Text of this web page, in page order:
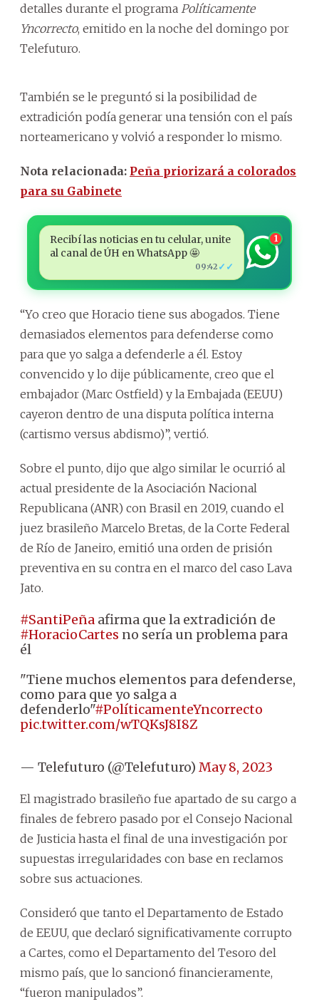
detalles durante el programa Políticamente
Yncorrecto, emitido en la noche del domingo por
Telefuturo.
También se le preguntó si la posibilidad de
extradición podía generar una tensión con el país
norteamericano y volvió a responder lo mismo.
Nota relacionada: Peña priorizará a colorados
para su Gabinete
Recibí las noticias en tu celular, unite
al canal de ÚH en WhatsApp 🤩
09:42 ✓✓
1
“Yo creo que Horacio tiene sus abogados. Tiene
demasiados elementos para defenderse como
para que yo salga a defenderle a él. Estoy
convencido y lo dije públicamente, creo que el
embajador (Marc Ostfield) y la Embajada (EEUU)
cayeron dentro de una disputa política interna
(cartismo versus abdismo)”, vertió.
Sobre el punto, dijo que algo similar le ocurrió al
actual presidente de la Asociación Nacional
Republicana (ANR) con Brasil en 2019, cuando el
juez brasileño Marcelo Bretas, de la Corte Federal
de Río de Janeiro, emitió una orden de prisión
preventiva en su contra en el marco del caso Lava
Jato.
#SantiPeña afirma que la extradición de
#HoracioCartes no sería un problema para
él
"Tiene muchos elementos para defenderse,
como para que yo salga a
defenderlo"#PolíticamenteYncorrecto
pic.twitter.com/wTQKsJ8I8Z
— Telefuturo (@Telefuturo) May 8, 2023
El magistrado brasileño fue apartado de su cargo a
finales de febrero pasado por el Consejo Nacional
de Justicia hasta el final de una investigación por
supuestas irregularidades con base en reclamos
sobre sus actuaciones.
Consideró que tanto el Departamento de Estado
de EEUU, que declaró significativamente corrupto
a Cartes, como el Departamento del Tesoro del
mismo país, que lo sancionó financieramente,
“fueron manipulados”.